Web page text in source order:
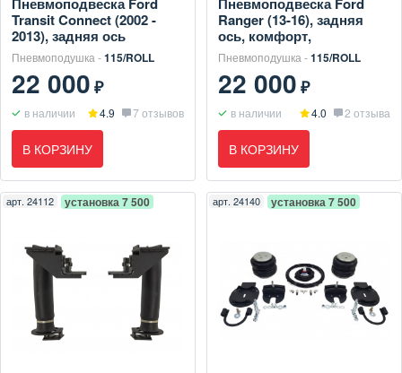
Transit Connect (2002 -
2013), задняя ось
Пневмоподушка -115/ROLL
22 000₽
в наличии 4.9 7 отзывов
В КОРЗИНУ
Ranger (13-16), задняя
ось, комфорт,
Пневмоподушка -115/ROLL
22 000₽
в наличии 4.0 2 отзыва
В КОРЗИНУ
арт. 24112 установка 7 500 арт. 24140 установка 7 500